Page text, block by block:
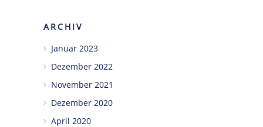
ARCHIV
Januar 2023
Dezember 2022
November 2021
Dezember 2020
April 2020